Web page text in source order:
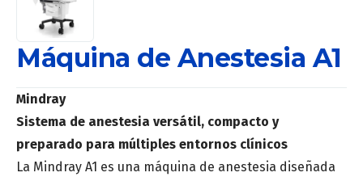
Máquina de Anestesia A1
Mindray
Sistema de anestesia versátil, compacto y
preparado para múltiples entornos clínicos
La Mindray A1 es una máquina de anestesia diseñada